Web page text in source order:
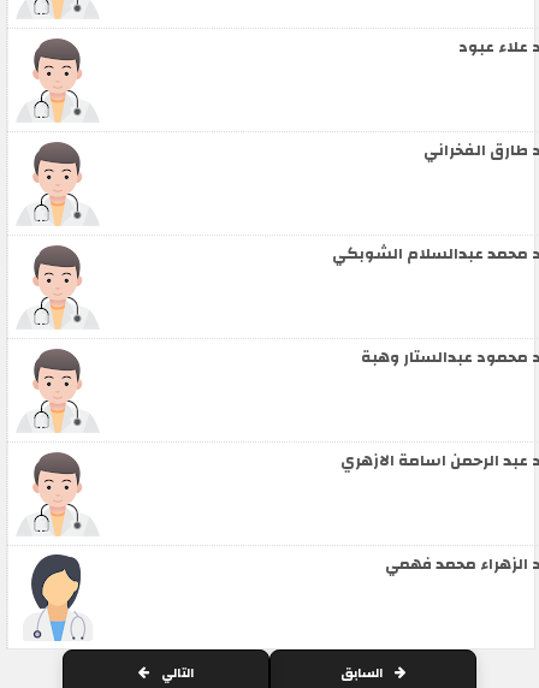
علاء عبود
طارق الفخراني
محمد عبدالسلام الشوبكي
محمود عبدالستار وهبة
عبد الرحمن اسامة الازهري
الزهراء محمد فهمي
السابق التالي